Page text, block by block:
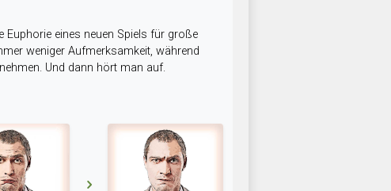
Euphorie eines neuen Spiels für große
weniger Aufmerksamkeit, während
Und dann hört man auf.